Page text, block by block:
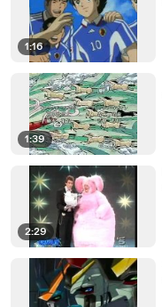
1:16
1:39
2:29